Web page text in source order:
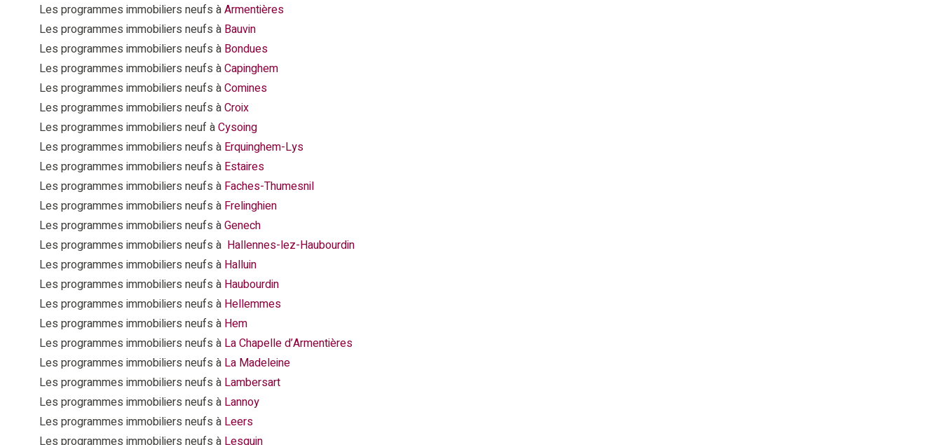
Les programmes immobiliers neufs àArmentières
Les programmes immobiliers neufs à Bauvin
Les programmes immobiliers neufs à Bondues
Les programmes immobiliers neufs àCapinghem
Les programmes immobiliers neufs àComines
Les programmes immobiliers neufs àCroix
Les programmes immobiliers neuf àCysoing
Les programmes immobiliers neufs à Erquinghem-Lys
Les programmes immobiliers neufs à Estaires
Les programmes immobiliers neufs à Faches-Thumesnil
Les programmes immobiliers neufs à Frelinghien
Les programmes immobiliers neufs àGenech
Les programmes immobiliers neufs à Hallennes-lez-Haubourdin
Les programmes immobiliers neufs à Halluin
Les programmes immobiliers neufs à Haubourdin
Les programmes immobiliers neufs à Hellemmes
Les programmes immobiliers neufs à Hem
Les programmes immobiliers neufs à La Chapelle d’Armentières
Les programmes immobiliers neufs à La Madeleine
Les programmes immobiliers neufs à Lambersart
Les programmes immobiliers neufs à Lannoy
Les programmes immobiliers neufs à Leers